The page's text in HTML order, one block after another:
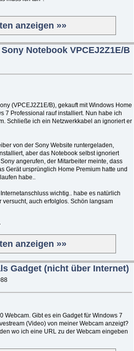
anzeigen »»
Notebook VPCEJ2Z1E/B
(VPCEJ2Z1E/B), gekauft mit Windows Home
7 Professional rauf installiert. Nun habe ich
Schließe ich ein Netzwerkkabel an ignoriert er
von der Sony Website runtergeladen,
aber das Notebook selbst ignoriert
angerufen, der Mitarbeiter meinte, dass
Gerät ursprünglich Home Premium hatte und
habe..
wichtig.. habe es natürlich
versucht, auch erfolglos. Schön langsam
anzeigen »»
Gadget (nicht über Internet)
Webcam. Gibt es ein Gadget für Windows 7
(Video) von meiner Webcam anzeigt?
wo ich eine URL zu der Webcam eingeben